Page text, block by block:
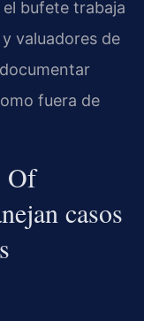
bufete trabaja
valuadores de
fuera de
Of
casos